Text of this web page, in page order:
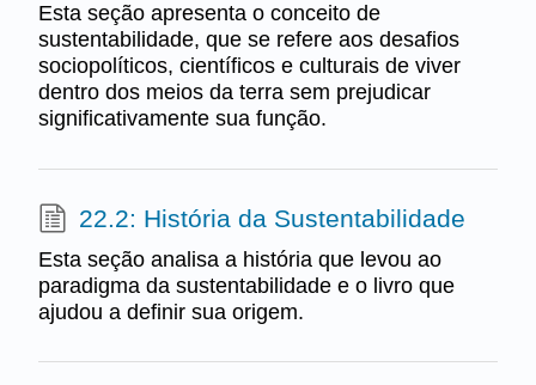
Esta seção apresenta o conceito de
sustentabilidade, que se refere aos desafios
sociopolíticos, científicos e culturais de viver
dentro dos meios da terra sem prejudicar
significativamente sua função.
22.2: História da Sustentabilidade
Esta seção analisa a história que levou ao
paradigma da sustentabilidade e o livro que
ajudou a definir sua origem.